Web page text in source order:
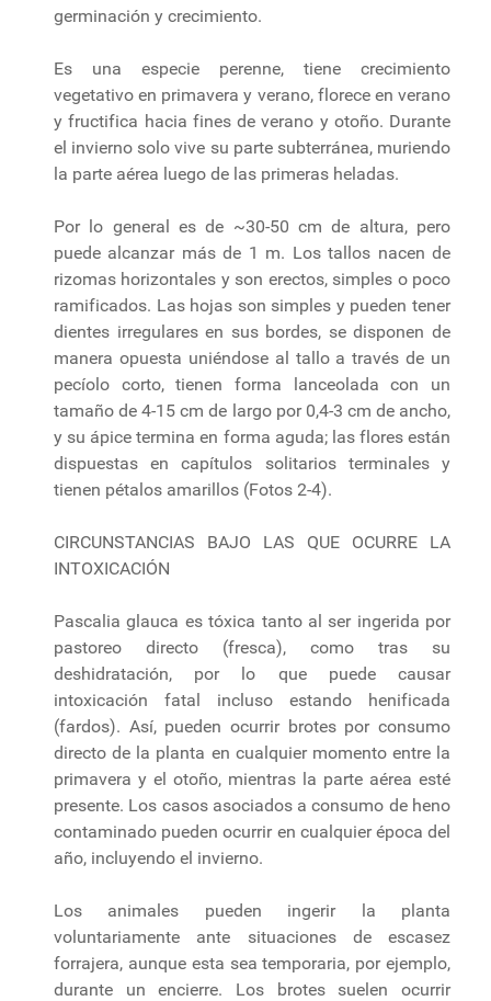
germinación y crecimiento.
Es una especie perenne, tiene crecimiento
vegetativo en primavera y verano, florece en verano
y fructifica hacia fines de verano y otoño. Durante
el invierno solo vive su parte subterránea, muriendo
la parte aérea luego de las primeras heladas.
Por lo general es de ~30-50 cm de altura, pero
puede alcanzar más de 1 m. Los tallos nacen de
rizomas horizontales y son erectos, simples o poco
ramificados. Las hojas son simples y pueden tener
dientes irregulares en sus bordes, se disponen de
manera opuesta uniéndose al tallo a través de un
pecíolo corto, tienen forma lanceolada con un
tamaño de 4-15 cm de largo por 0,4-3 cm de ancho,
y su ápice termina en forma aguda; las flores están
dispuestas en capítulos solitarios terminales y
tienen pétalos amarillos (Fotos 2-4).
CIRCUNSTANCIAS BAJO LAS QUE OCURRE LA
INTOXICACIÓN
Pascalia glauca es tóxica tanto al ser ingerida por
pastoreo directo (fresca), como tras su
deshidratación, por lo que puede causar
intoxicación fatal incluso estando henificada
(fardos). Así, pueden ocurrir brotes por consumo
directo de la planta en cualquier momento entre la
primavera y el otoño, mientras la parte aérea esté
presente. Los casos asociados a consumo de heno
contaminado pueden ocurrir en cualquier época del
año, incluyendo el invierno.
Los animales pueden ingerir la planta
voluntariamente ante situaciones de escasez
forrajera, aunque esta sea temporaria, por ejemplo,
durante un encierre. Los brotes suelen ocurrir